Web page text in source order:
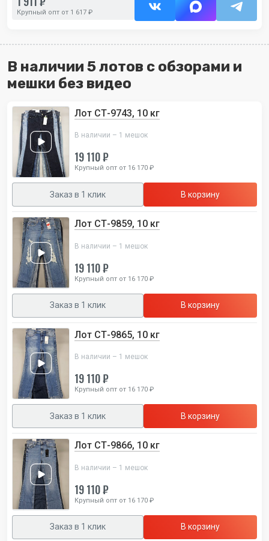
Крупный опт от 1 617 ₽
В наличии 5 лотов с обзорами и
мешки без видео
Лот СТ-9743, 10 кг
В наличии – 1 мешок
19 110 ₽
Крупный опт от 16 170 ₽
Заказ в 1 клик В корзину
Лот СТ-9859, 10 кг
В наличии – 1 мешок
19 110 ₽
Крупный опт от 16 170 ₽
Заказ в 1 клик В корзину
Лот СТ-9865, 10 кг
В наличии – 1 мешок
19 110 ₽
Крупный опт от 16 170 ₽
Заказ в 1 клик В корзину
Лот СТ-9866, 10 кг
В наличии – 1 мешок
19 110 ₽
Крупный опт от 16 170 ₽
Заказ в 1 клик В корзину